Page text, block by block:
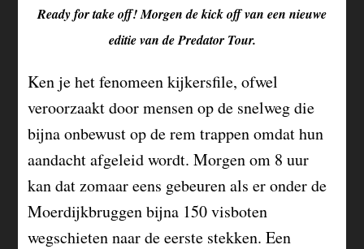
Ready for take off! Morgen de kick off van een nieuwe
editie van de Predator Tour.
Ken je het fenomeen kijkersfile, ofwel
veroorzaakt door mensen op de snelweg die
bijna onbewust op de rem trappen omdat hun
aandacht afgeleid wordt. Morgen om 8 uur
kan dat zomaar eens gebeuren als er onder de
Moerdijkbruggen bijna 150 visboten
wegschieten naar de eerste stekken. Een